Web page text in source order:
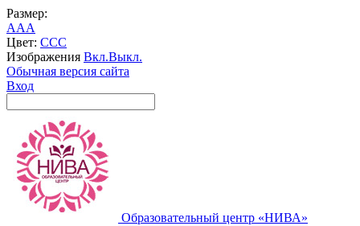
Размер:
AAA
Цвет: CCC
Изображения Вкл.Выкл.
Обычная версия сайта
Вход
Образовательный центр «НИВА»